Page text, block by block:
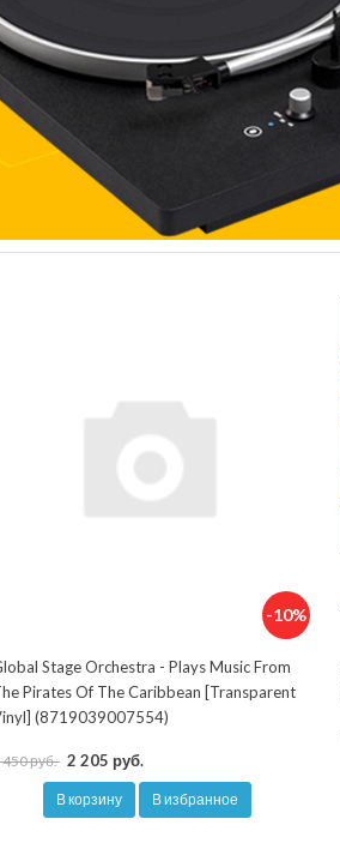
-10%
Stage Orchestra - Plays Music From
Pirates Of The Caribbean [Transparent
(8719039007554)
450 руб. 2 205 руб.
В корзину В избранное